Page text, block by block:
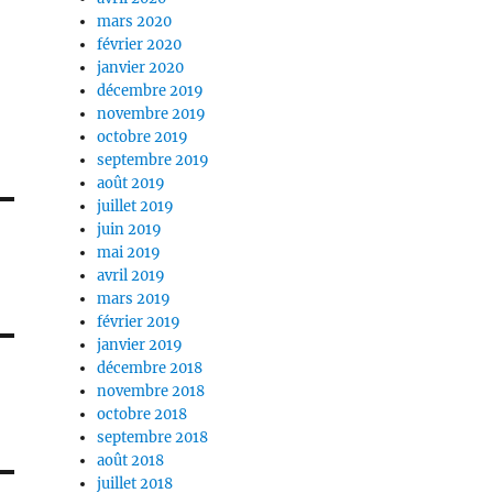
mars 2020
février 2020
janvier 2020
décembre 2019
novembre 2019
octobre 2019
septembre 2019
août 2019
juillet 2019
juin 2019
mai 2019
avril 2019
mars 2019
février 2019
janvier 2019
décembre 2018
novembre 2018
octobre 2018
septembre 2018
août 2018
juillet 2018